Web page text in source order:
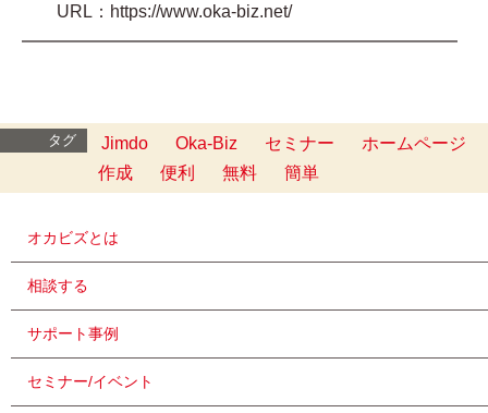
URL：https://www.oka-biz.net/
━━━━━━━━━━━━━━━━━━━━━━━━━
タグ Jimdo Oka-Biz セミナー
ホームページ
作成
便利 無料 簡単
オカビズとは
相談する
サポート事例
セミナー/イベント